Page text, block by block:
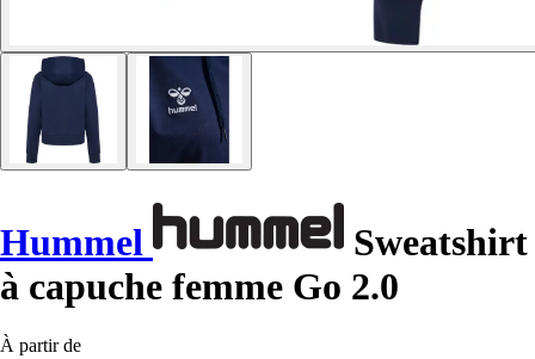
Hummel
Sweatshirt
à capuche femme Go 2.0
À partir de